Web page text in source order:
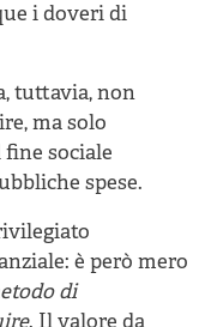
i doveri di
tuttavia, non
ma solo
sociale
spese.
è però mero
di